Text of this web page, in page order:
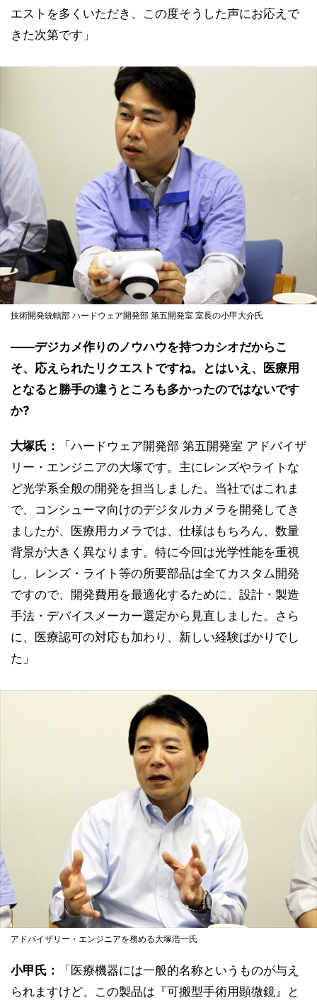
エストを多くいただき、この度そうした声にお応えで
きた次第です」
技術開発統轄部 ハードウェア開発部 第五開発室 室長の小甲大介氏
――デジカメ作りのノウハウを持つカシオだからこ
そ、応えられたリクエストですね。とはいえ、医療用
となると勝手の違うところも多かったのではないです
か?
大塚氏：
「ハードウェア開発部 第五開発室 アドバイザ
リー・エンジニアの大塚です。主にレンズやライトな
ど光学系全般の開発を担当しました。当社ではこれま
で、コンシューマ向けのデジタルカメラを開発してき
ましたが、医療用カメラでは、仕様はもちろん、数量
背景が大きく異なります。特に今回は光学性能を重視
し、レンズ・ライト等の所要部品は全てカスタム開発
ですので、開発費用を最適化するために、設計・製造
手法・デバイスメーカー選定から見直しました。さら
に、医療認可の対応も加わり、新しい経験ばかりでし
た」
アドバイザリー・エンジニアを務める大塚浩一氏
小甲氏：
「医療機器には一般的名称というものが与え
られますけど、この製品は『可搬型手術用顕微鏡』と